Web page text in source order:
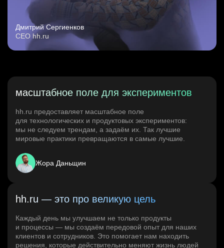
Дмитрий Сергиенков
CEO hh.ru
масштабное поле для экспериментов
hh.ru предоставляет масштабное поле
для технологических и продуктовых экспериментов:
мы не следуем трендам, а задаём их. Так лучшие
мировые практики превращаются в самые лучшие.
Жора Даньщин
hh.ru — это про великую цель
Каждый день мы улучшаем не только продукты
и процессы — мы создаём передовой опыт для наших
клиентов и сотрудников. Это помогает нам находить
решения, которые действительно меняют жизнь людей